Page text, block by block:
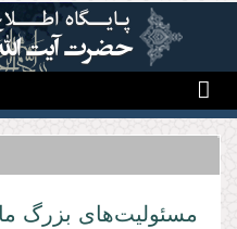
رفتن به محتوای اصلی
مسئولیت‌های بزرگ